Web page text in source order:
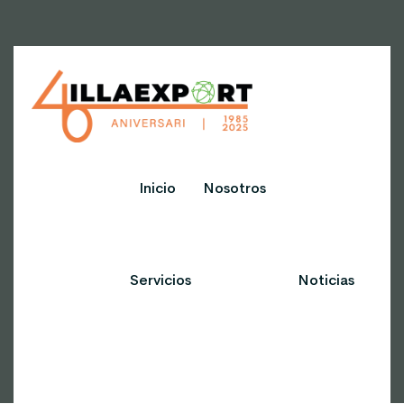
Inicio Nosotros
Servicios Noticias
privacidad